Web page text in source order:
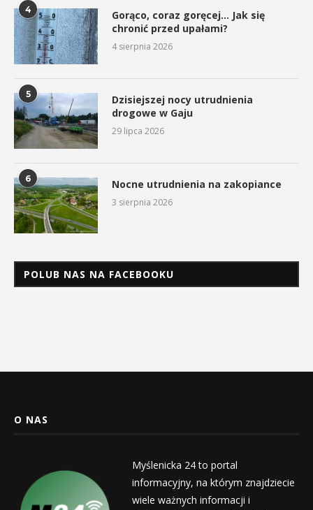
4
Gorąco, coraz goręcej… Jak się
chronić przed upałami?
4 sierpnia 2026
5
Dzisiejszej nocy utrudnienia
drogowe w Gaju
29 lipca 2026
6 Nocne utrudnienia na zakopiance
3 sierpnia 2026
POLUB NAS NA FACEBOOKU
O NAS
Myślenicka 24 to portal
informacyjny, na którym znajdziecie
wiele ważnych informacji i